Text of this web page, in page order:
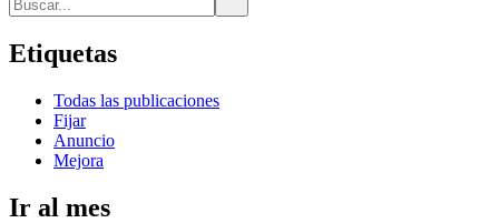
Etiquetas
Todas las publicaciones
Fijar
Anuncio
Mejora
Ir al mes